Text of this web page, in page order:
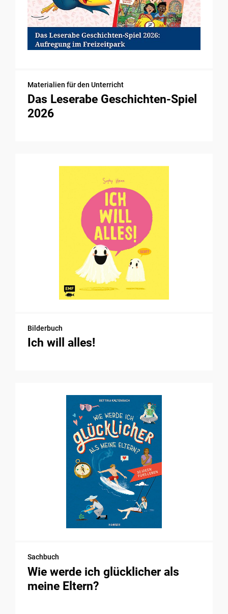
Materialien für den Unterricht
Das Leserabe Geschichten-Spiel
2026
Bilderbuch
Ich will alles!
Sachbuch
Wie werde ich glücklicher als
meine Eltern?